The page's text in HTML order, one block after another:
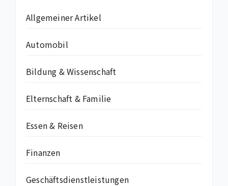
Allgemeiner Artikel
Automobil
Bildung & Wissenschaft
Elternschaft & Familie
Essen & Reisen
Finanzen
Geschäftsdienstleistungen